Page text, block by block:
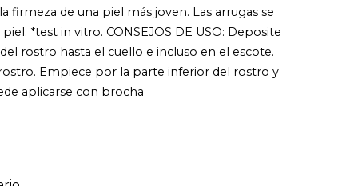
firmeza de una piel más joven. Las arrugas se
*test in vitro. CONSEJOS DE USO: Deposite
rostro hasta el cuello e incluso en el escote.
Empiece por la parte inferior del rostro y
aplicarse con brocha